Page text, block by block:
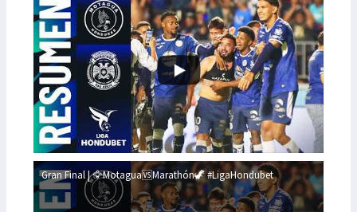
Gran Final | 🦅Motagua🆚Marathón🦖 #LigaHondubet